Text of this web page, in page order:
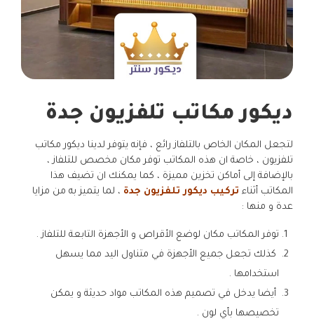
ديكور مكاتب تلفزيون جدة
لتجعل المكان الخاص بالتلفاز رائع ، فإنه يتوفر لدينا ديكور مكاتب
تلفزيون ، خاصة ان هذه المكاتب توفر مكان مخصص للتلفاز ،
بالإضافة إلى أماكن تخزين مميزة ، كما يمكنك ان تضيف هذا
المكاتب أثناء تركيب ديكور تلفزيون جدة ، لما يتميز به من مزايا
عدة و منها :
توفر المكاتب مكان لوضع الأقراص و الأجهزة التابعة للتلفاز .
كذلك تجعل جميع الأجهزة في متناول اليد مما يسهل
استخدامها .
أيضا يدخل في تصميم هذه المكاتب مواد حديثة و يمكن
تخصيصها بأي لون .